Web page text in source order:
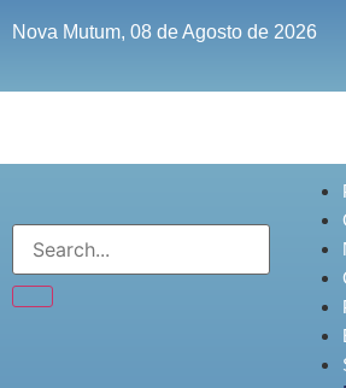
Nova Mutum, 08 de Agosto de 2026